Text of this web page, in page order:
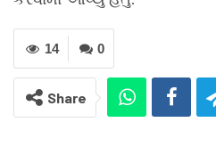
0
14
Share